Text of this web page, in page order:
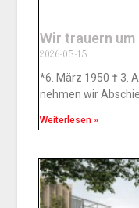
Wir trauern
2026-05-15
*6. März 1950 † 3.
nehmen wir
Weiterlesen »